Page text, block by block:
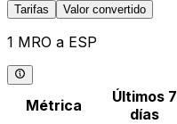
Tarifas Valor convertido
1 MRO a ESP
Métrica
Últimos 7
días